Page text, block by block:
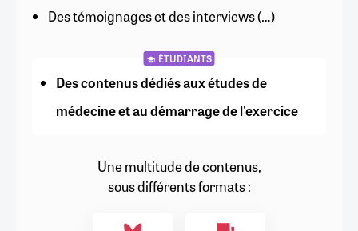
Des témoignages et des interviews (…)
ÉTUDIANTS
Des contenus dédiés aux études de
médecine et au démarrage de l'exercice
Une multitude de contenus,
sous différents formats :